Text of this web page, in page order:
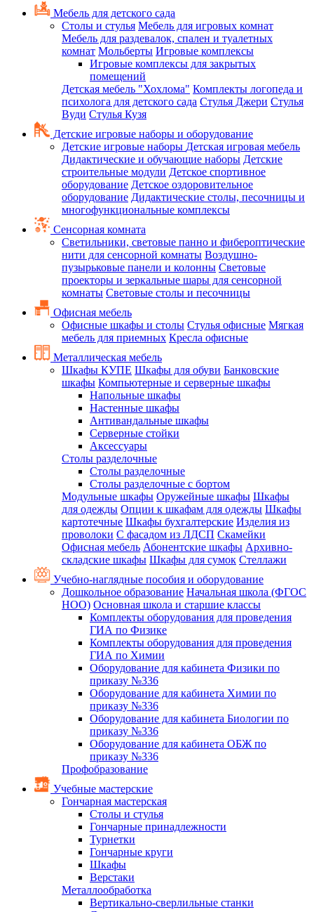
Мебель для детского сада
Столы и стулья Мебель для игровых комнат
Мебель для раздевалок, спален и туалетных
комнат Мольберты Игровые комплексы
Игровые комплексы для закрытых
помещений
Детская мебель "Хохлома" Комплекты логопеда и
психолога для детского сада Стулья Джери Стулья
Вуди Стулья Кузя
Детские игровые наборы и оборудование
Детские игровые наборы Детская игровая мебель
Дидактические и обучающие наборы Детские
строительные модули Детское спортивное
оборудование Детское оздоровительное
оборудование Дидактические столы, песочницы и
многофункциональные комплексы
Сенсорная комната
Светильники, световые панно и фибероптические
нити для сенсорной комнаты Воздушно-
пузырьковые панели и колонны Световые
проекторы и зеркальные шары для сенсорной
комнаты Световые столы и песочницы
Офисная мебель
Офисные шкафы и столы Стулья офисные Мягкая
мебель для приемных Кресла офисные
Металлическая мебель
Шкафы КУПЕ Шкафы для обуви Банковские
шкафы Компьютерные и серверные шкафы
Напольные шкафы
Настенные шкафы
Антивандальные шкафы
Серверные стойки
Аксессуары
Столы разделочные
Столы разделочные
Столы разделочные с бортом
Модульные шкафы Оружейные шкафы Шкафы
для одежды Опции к шкафам для одежды Шкафы
картотечные Шкафы бухгалтерские Изделия из
проволоки С фасадом из ЛДСП Скамейки
Офисная мебель Абонентские шкафы Архивно-
складские шкафы Шкафы для сумок Стеллажи
Учебно-наглядные пособия и оборудование
Дошкольное образование Начальная школа (ФГОС
НОО) Основная школа и старшие классы
Комплекты оборудования для проведения
ГИА по Физике
Комплекты оборудования для проведения
ГИА по Химии
Оборудование для кабинета Физики по
приказу №336
Оборудование для кабинета Химии по
приказу №336
Оборудование для кабинета Биологии по
приказу №336
Оборудование для кабинета ОБЖ по
приказу №336
Профобразование
Учебные мастерские
Гончарная мастерская
Столы и стулья
Гончарные принадлежности
Турнетки
Гончарные круги
Шкафы
Верстаки
Металлообработка
Вертикально-сверлильные станки